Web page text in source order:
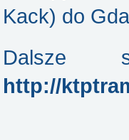
Kack) do
Dalsze
http://